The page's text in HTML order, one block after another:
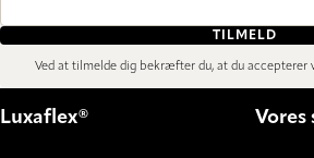
TILMELD
Ved at tilmelde dig bekræfter du, at du accepterer
Luxaflex® Vores